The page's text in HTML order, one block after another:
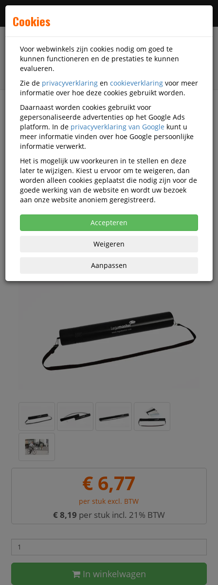
filter
Presentatiemiddelen
Flipovers en accessoires
Flipoverpapier
Magic-Chart Legamaster
draagkoker
Korting vanaf aankoop 2 eenheden, zieprijsoverzicht
€ 6,77
per stuk excl. BTW
€ 8,19 per stuk incl. 21% BTW
In winkelwagen
Cookies
Voor webwinkels zijn cookies nodig om goed te
kunnen functioneren en de prestaties te kunnen
evalueren.
Zie de privacyverklaring en cookieverklaring voor meer
informatie over hoe deze cookies gebruikt worden.
Daarnaast worden cookies gebruikt voor
gepersonaliseerde advertenties op het Google Ads
platform. In de privacyverklaring van Google kunt u
meer informatie vinden over hoe Google persoonlijke
informatie verwerkt.
Het is mogelijk uw voorkeuren in te stellen en deze
later te wijzigen. Kiest u ervoor om te weigeren, dan
worden alleen cookies geplaatst die nodig zijn voor de
goede werking van de website en wordt uw bezoek
aan onze website anoniem geregistreerd.
Accepteren
Weigeren
Aanpassen